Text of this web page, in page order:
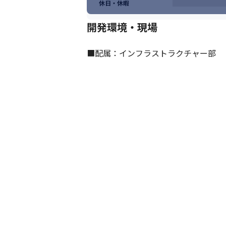
休日・休暇
開発環境・現場
■配属：インフラストラクチャー部